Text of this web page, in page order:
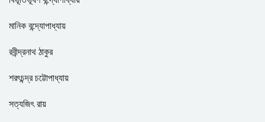
মানিক বন্দ্যোপাধ্যায়
রবীন্দ্রনাথ ঠাকুর
শরৎচন্দ্র চট্টোপাধ্যায়
সত্যজিৎ রায়